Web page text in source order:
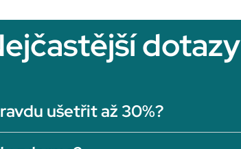
dotazy
ušetřit až 30%?